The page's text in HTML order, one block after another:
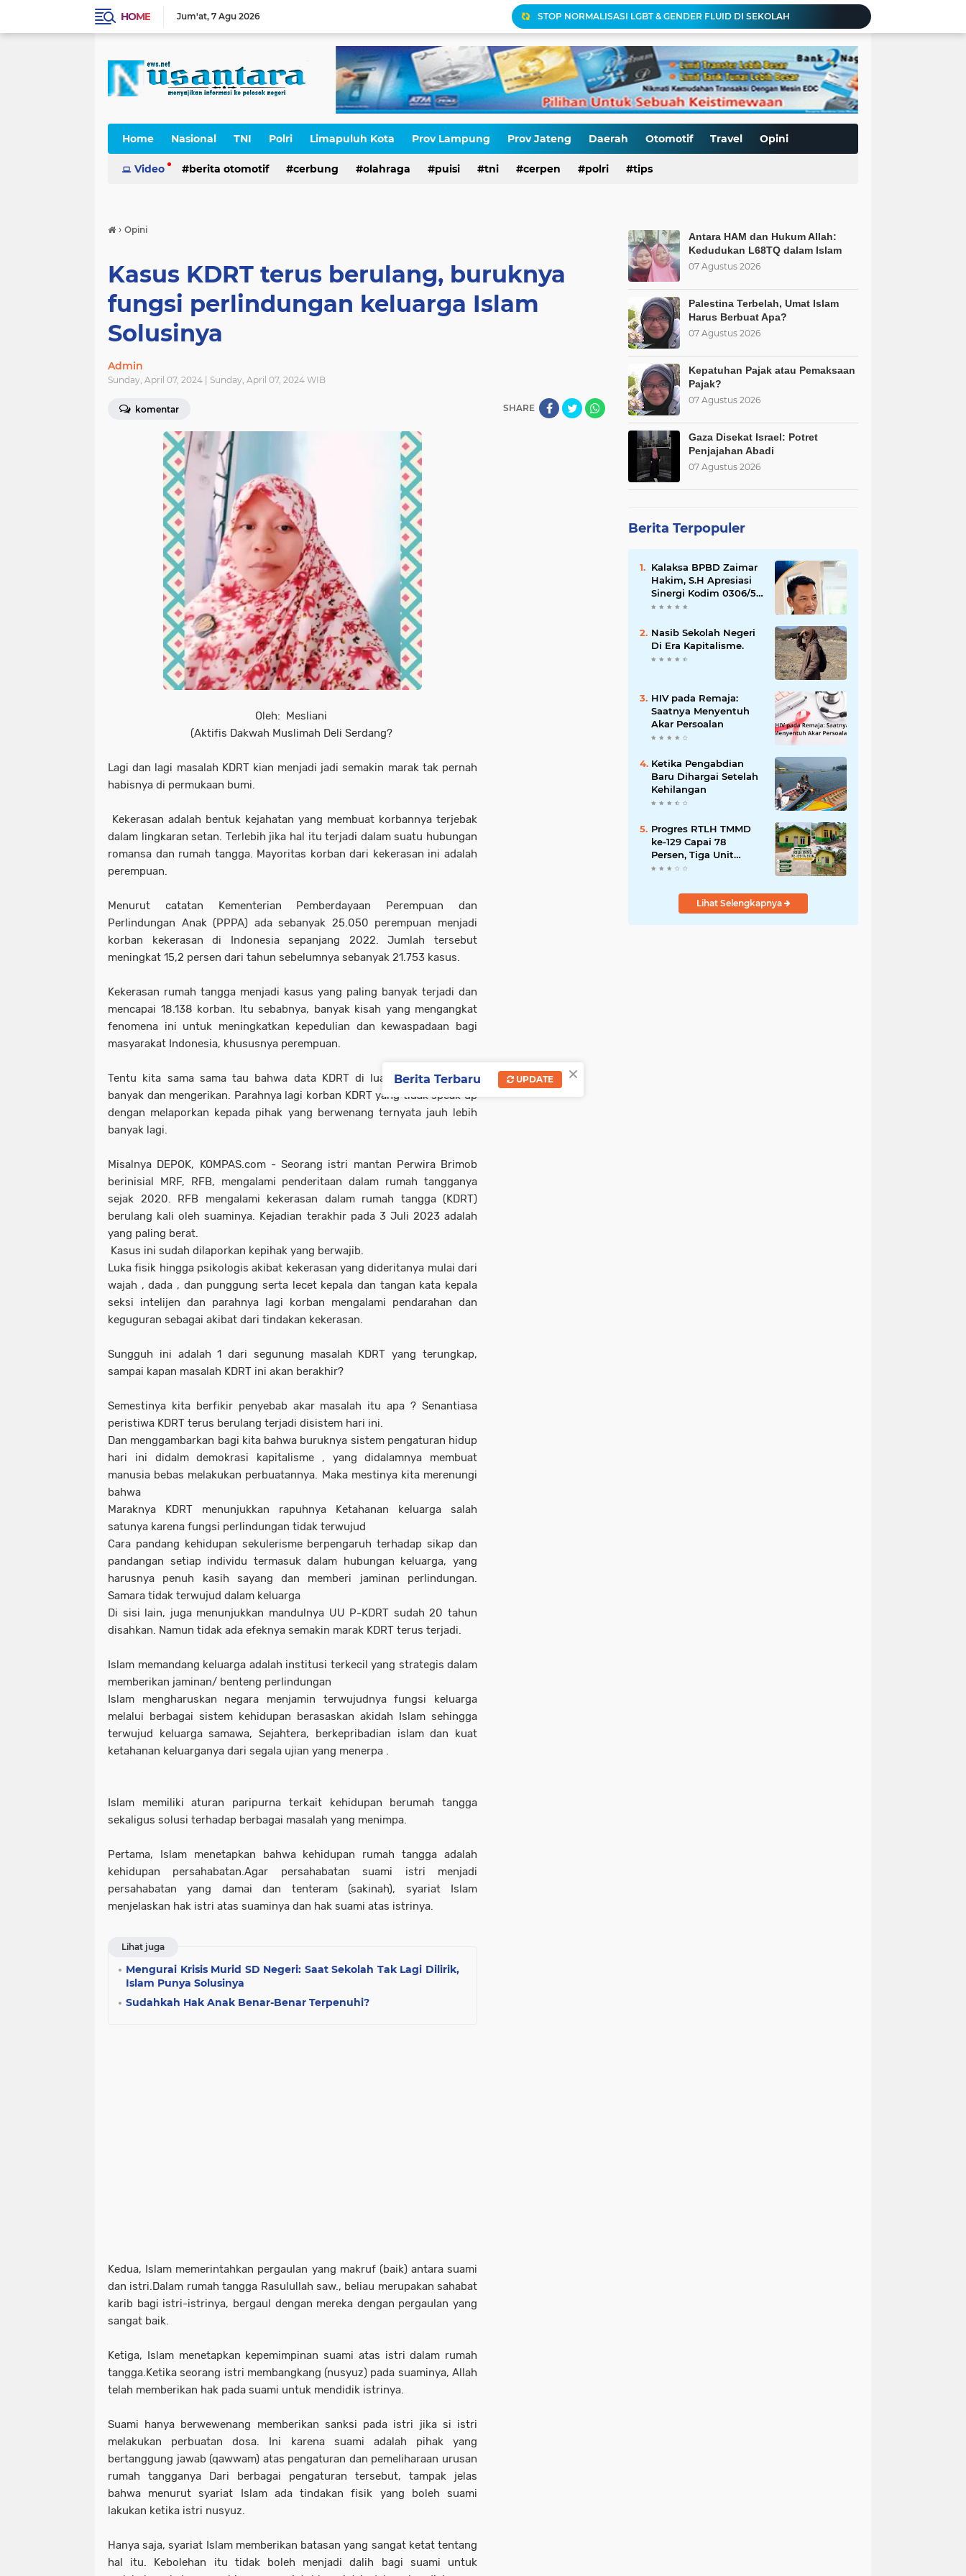
HOME Jum'at 7 Agu 2026
STOP NORMALISASI LGBT & GENDER FLUID DI SEKOLAH
Hari Anak Nasional: Mampukah Sistem Kapitalisme Menjamin Perlindungan Anak?
Mengurai Krisis Murid SD Negeri: Saat Sekolah Tak Lagi Dilirik, Islam Punya Solusinya
Antara HAM dan Hukum Allah: Kedudukan L68TQ dalam Islam
Palestina Terbelah, Umat Islam Harus Berbuat Apa?
Kepatuhan Pajak atau Pemaksaan Pajak?
Kurnia Nugraha Raih Penghargaan Indonesia Public Relations Top Leader 2026
Pajak, Aparat, dan Krisis Kepercayaan Publik
Home Nasional TNI Polri Limapuluh Kota Prov Lampung Prov Jateng Daerah Otomotif Travel Opini
Cerpen
Video berita otomotif cerbung olahraga puisi tni cerpen polri tips
› Opini
Kasus KDRT terus berulang, buruknya
fungsi perlindungan keluarga Islam
Solusinya
Admin
Sunday, April 07, 2024 | Sunday, April 07, 2024 WIB
komentar SHARE
Oleh: Mesliani
(Aktifis Dakwah Muslimah Deli Serdang?
Lagi dan lagi masalah KDRT kian menjadi jadi semakin marak tak pernah
habisnya di permukaan bumi.
Kekerasan adalah bentuk kejahatan yang membuat korbannya terjebak
dalam lingkaran setan. Terlebih jika hal itu terjadi dalam suatu hubungan
romansa dan rumah tangga. Mayoritas korban dari kekerasan ini adalah
perempuan.
Menurut catatan Kementerian Pemberdayaan Perempuan dan
Perlindungan Anak (PPPA) ada sebanyak 25.050 perempuan menjadi
korban kekerasan di Indonesia sepanjang 2022. Jumlah tersebut
meningkat 15,2 persen dari tahun sebelumnya sebanyak 21.753 kasus.
Kekerasan rumah tangga menjadi kasus yang paling banyak terjadi dan
mencapai 18.138 korban. Itu sebabnya, banyak kisah yang mengangkat
fenomena ini untuk meningkatkan kepedulian dan kewaspadaan bagi
masyarakat Indonesia, khususnya perempuan.
Tentu kita sama sama tau bahwa data KDRT di luar sana jauh lebih
banyak dan mengerikan. Parahnya lagi korban KDRT yang tidak speak up
dengan melaporkan kepada pihak yang berwenang ternyata jauh lebih
banyak lagi.
Misalnya DEPOK, KOMPAS.com - Seorang istri mantan Perwira Brimob
berinisial MRF, RFB, mengalami penderitaan dalam rumah tangganya
sejak 2020. RFB mengalami kekerasan dalam rumah tangga (KDRT)
berulang kali oleh suaminya. Kejadian terakhir pada 3 Juli 2023 adalah
yang paling berat.
Kasus ini sudah dilaporkan kepihak yang berwajib.
Luka fisik hingga psikologis akibat kekerasan yang dideritanya mulai dari
wajah , dada , dan punggung serta lecet kepala dan tangan kata kepala
seksi intelijen dan parahnya lagi korban mengalami pendarahan dan
keguguran sebagai akibat dari tindakan kekerasan.
Sungguh ini adalah 1 dari segunung masalah KDRT yang terungkap,
sampai kapan masalah KDRT ini akan berakhir?
Semestinya kita berfikir penyebab akar masalah itu apa ? Senantiasa
peristiwa KDRT terus berulang terjadi disistem hari ini.
Dan menggambarkan bagi kita bahwa buruknya sistem pengaturan hidup
hari ini didalm demokrasi kapitalisme , yang didalamnya membuat
manusia bebas melakukan perbuatannya. Maka mestinya kita merenungi
bahwa
Maraknya KDRT menunjukkan rapuhnya Ketahanan keluarga salah
satunya karena fungsi perlindungan tidak terwujud
Cara pandang kehidupan sekulerisme berpengaruh terhadap sikap dan
pandangan setiap individu termasuk dalam hubungan keluarga, yang
harusnya penuh kasih sayang dan memberi jaminan perlindungan.
Samara tidak terwujud dalam keluarga
Di sisi lain, juga menunjukkan mandulnya UU P-KDRT sudah 20 tahun
disahkan. Namun tidak ada efeknya semakin marak KDRT terus terjadi.
Islam memandang keluarga adalah institusi terkecil yang strategis dalam
memberikan jaminan/ benteng perlindungan
Islam mengharuskan negara menjamin terwujudnya fungsi keluarga
melalui berbagai sistem kehidupan berasaskan akidah Islam sehingga
terwujud keluarga samawa, Sejahtera, berkepribadian islam dan kuat
ketahanan keluarganya dari segala ujian yang menerpa .
Islam memiliki aturan paripurna terkait kehidupan berumah tangga
sekaligus solusi terhadap berbagai masalah yang menimpa.
Pertama, Islam menetapkan bahwa kehidupan rumah tangga adalah
kehidupan persahabatan.Agar persahabatan suami istri menjadi
persahabatan yang damai dan tenteram (sakinah), syariat Islam
menjelaskan hak istri atas suaminya dan hak suami atas istrinya.
Lihat juga
Mengurai Krisis Murid SD Negeri: Saat Sekolah Tak Lagi Dilirik,
Islam Punya Solusinya
Sudahkah Hak Anak Benar-Benar Terpenuhi?
Kedua, Islam memerintahkan pergaulan yang makruf (baik) antara suami
dan istri.Dalam rumah tangga Rasulullah saw., beliau merupakan sahabat
karib bagi istri-istrinya, bergaul dengan mereka dengan pergaulan yang
sangat baik.
Ketiga, Islam menetapkan kepemimpinan suami atas istri dalam rumah
tangga.Ketika seorang istri membangkang (nusyuz) pada suaminya, Allah
telah memberikan hak pada suami untuk mendidik istrinya.
Suami hanya berwewenang memberikan sanksi pada istri jika si istri
melakukan perbuatan dosa. Ini karena suami adalah pihak yang
bertanggung jawab (qawwam) atas pengaturan dan pemeliharaan urusan
rumah tangganya Dari berbagai pengaturan tersebut, tampak jelas
bahwa menurut syariat Islam ada tindakan fisik yang boleh suami
lakukan ketika istri nusyuz.
Hanya saja, syariat Islam memberikan batasan yang sangat ketat tentang
hal itu. Kebolehan itu tidak boleh menjadi dalih bagi suami untuk
Antara HAM dan Hukum Allah:
Kedudukan L68TQ dalam Islam
07 Agustus 2026
Palestina Terbelah, Umat Islam
Harus Berbuat Apa?
07 Agustus 2026
Kepatuhan Pajak atau Pemaksaan
Pajak?
07 Agustus 2026
Gaza Disekat Israel: Potret
Penjajahan Abadi
07 Agustus 2026
Berita Terpopuler
Kalaksa BPBD Zaimar
Hakim, S.H Apresiasi
Sinergi Kodim 0306/50
Kota dalam
dan Penanganan
Bencana
Nasib Sekolah Negeri
Di Era Kapitalisme.
HIV pada Remaja:
Saatnya Menyentuh
Akar Persoalan
Ketika Pengabdian
Baru Dihargai Setelah
Kehilangan
Progres RTLH TMMD
ke-129 Capai 78
Persen, Tiga Unit
Rumah Bantuan Mulai
Lihat Selengkapnya
×
Berita Terbaru UPDATE